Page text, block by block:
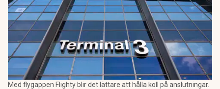
Med flygappen Flighty blir det lättare att hålla koll på anslutningar.